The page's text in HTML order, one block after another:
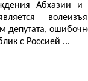
Абхазии
депутата,
с Россией ...